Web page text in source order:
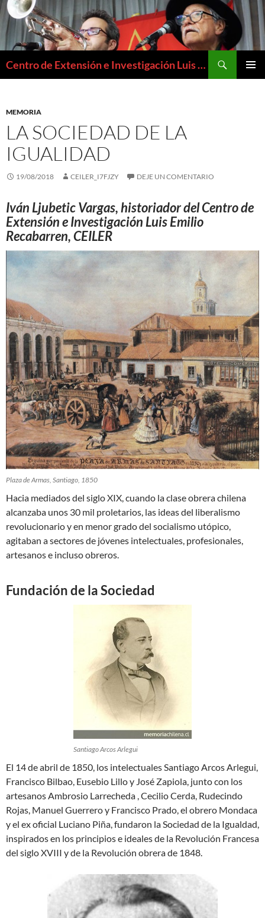
Centro de Extensión e Investigación Luis Emilio Recabarren
MEMORIA
LA SOCIEDAD DE LA
IGUALIDAD
19/08/2018 CEILER_I7FJZY DEJE UN COMENTARIO
Iván Ljubetic Vargas, historiador del Centro de
Extensión e Investigación Luis Emilio
Recabarren, CEILER
Plaza de Armas, Santiago, 1850
Hacia mediados del siglo XIX, cuando la clase obrera chilena
alcanzaba unos 30 mil proletarios, las ideas del liberalismo
revolucionario y en menor grado del socialismo utópico,
agitaban a sectores de jóvenes intelectuales, profesionales,
artesanos e incluso obreros.
Fundación de la Sociedad
Santiago Arcos Arlegui
El 14 de abril de 1850, los intelectuales Santiago Arcos Arlegui,
Francisco Bilbao, Eusebio Lillo y José Zapiola, junto con los
artesanos Ambrosio Larrecheda , Cecilio Cerda, Rudecindo
Rojas, Manuel Guerrero y Francisco Prado, el obrero Mondaca
y el ex oficial Luciano Piña, fundaron la Sociedad de la Igualdad,
inspirados en los principios e ideales de la Revolución Francesa
del siglo XVIII y de la Revolución obrera de 1848.